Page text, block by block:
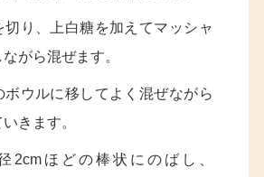
り、上白糖を加えてマッシャ
がら混ぜます。
ウルに移してよく混ぜながら
きます。
2cmほどの棒状にのばし、